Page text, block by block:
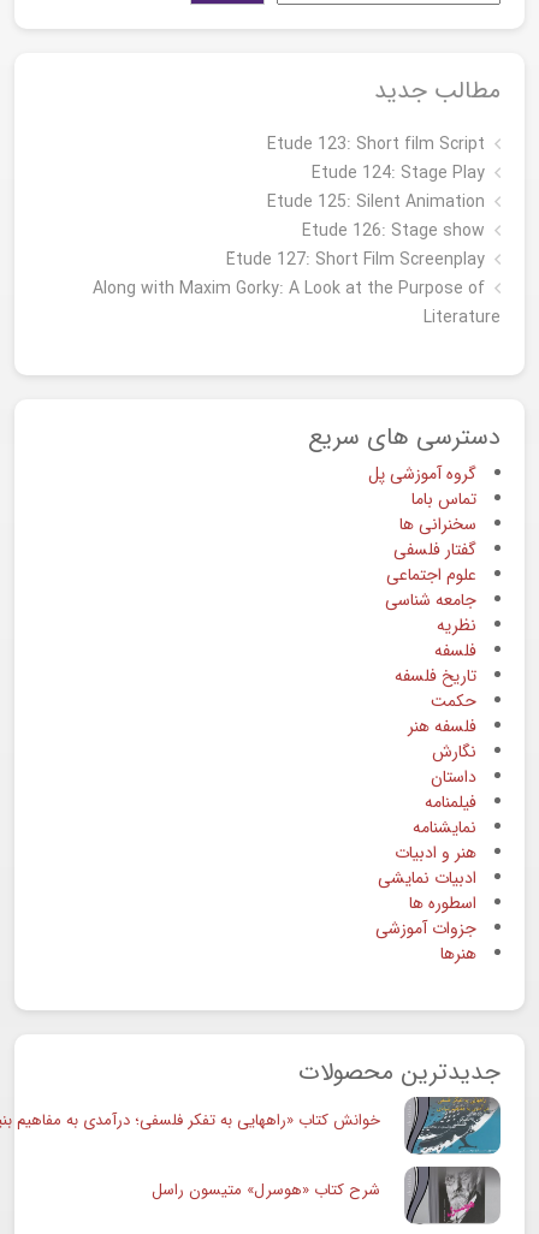
مطالب جدید
Etude 123: Short film Script
Etude 124: Stage Play
Etude 125: Silent Animation
Etude 126: Stage show
Étude 127: Short Film Screenplay
Along with Maxim Gorky: A Look at the Purpose of
Literature
دسترسی های سریع
گروه آموزشی پل
تماس باما
سخنرانی ها
گفتار فلسفی
علوم اجتماعی
جامعه شناسی
نظریه
فلسفه
تاریخ فلسفه
حکمت
فلسفه هنر
نگارش
داستان
فیلمنامه
نمایشنامه
هنر و ادبیات
ادبیات نمایشی
اسطوره ها
جزوات آموزشی
هنرها
جدیدترین محصولات
خوانش کتاب «راههایی به تفکر فلسفی؛ درآمدی به مفاهیم
شرح کتاب «هوسرل» متیسون راسل